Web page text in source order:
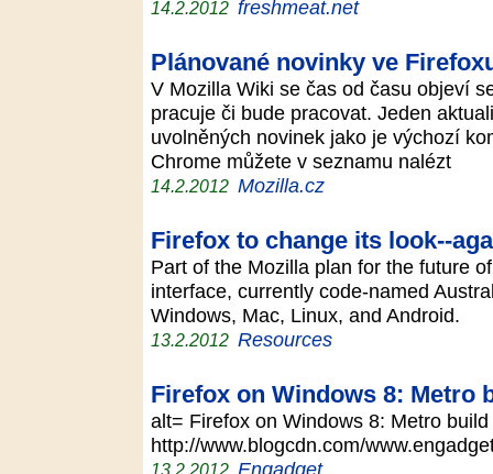
14.2.2012 freshmeat.net
Plánované novinky ve
V Mozilla Wiki se čas od času objeví
pracuje či bude pracovat. Jeden
uvolněných novinek jako je výchozí
Chrome můžete v seznamu nalézt
14.2.2012 Mozilla.cz
Firefox to change its look--
Part of the Mozilla plan for the future
interface, currently code-named
Windows, Mac, Linux, and Android.
13.2.2012 Resources
Firefox on Windows 8: Metro
alt= Firefox on Windows 8: Metro
http://www.blogcdn.com/
13.2.2012 Engadget